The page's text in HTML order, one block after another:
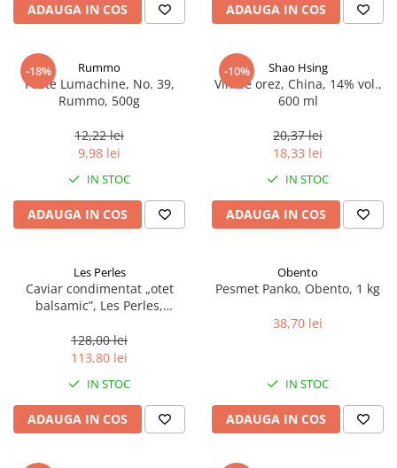
ADAUGA IN COS ADAUGA IN COS
-18% Rummo
Paste Lumachine, No. 39,
Rummo, 500g
12,22 lei
9,98 lei
IN STOC
ADAUGA IN COS
-10% Shao Hsing
Vin de orez, China, 14% vol.,
600 ml
20,37 lei
18,33 lei
IN STOC
ADAUGA IN COS
Les Perles
Caviar condimentat „otet
balsamic”, Les Perles,
sferice, 200 g
128,00 lei
113,80 lei
IN STOC
ADAUGA IN COS
Obento
Pesmet Panko, Obento, 1 kg
38,70 lei
IN STOC
ADAUGA IN COS